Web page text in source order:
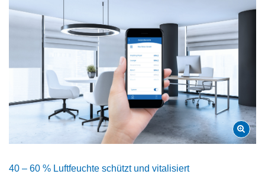
40 – 60 % Luftfeuchte schützt und vitalisiert